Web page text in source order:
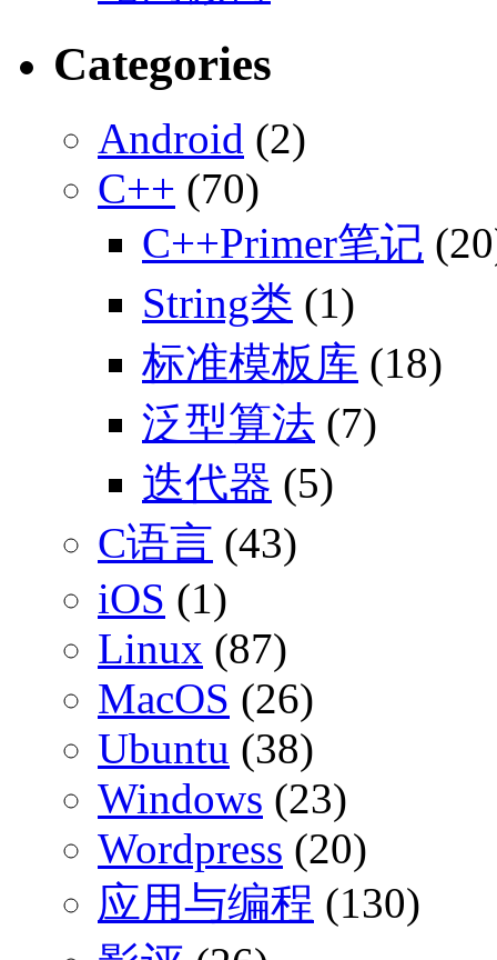
Categories
Android (2)
C++ (70)
C++Primer笔记
String类 (1)
标准模板库 (18)
泛型算法 (7)
迭代器 (5)
C语言 (43)
iOS (1)
Linux (87)
MacOS (26)
Ubuntu (38)
Windows (23)
Wordpress (20)
应用与编程 (130)